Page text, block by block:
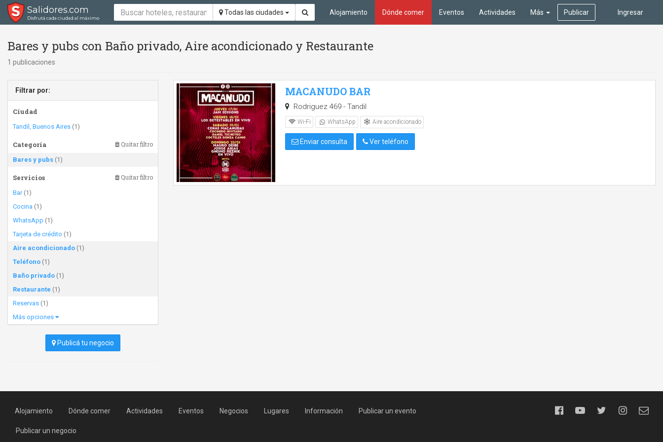
Salidores.com
Disfrutá cada ciudad al máximo
Todas las ciudades Ingresar
Alojamiento Dónde comer Eventos Actividades Más Publicar
Bares y pubs con Baño privado, Aire acondicionado y Restaurante
1 publicaciones
Filtrar por:
Ciudad
Tandil, Buenos Aires (1)
Categoría Quitar filtro
Bares y pubs (1)
Servicios Quitar filtro
Bar(1)
Cocina (1)
WhatsApp (1)
Tarjeta de crédito (1)
Aire acondicionado (1)
Teléfono (1)
Baño privado (1)
Restaurante (1)
Reservas (1)
Más opciones
Publicá tu negocio
MACANUDO BAR
Rodriguez 469 - Tandil
Wi-Fi WhatsApp Aire acondicionado
Enviar consulta Ver teléfono
Alojamiento Dónde comer Actividades Eventos Negocios Lugares Información Publicar un evento
Publicar un negocio